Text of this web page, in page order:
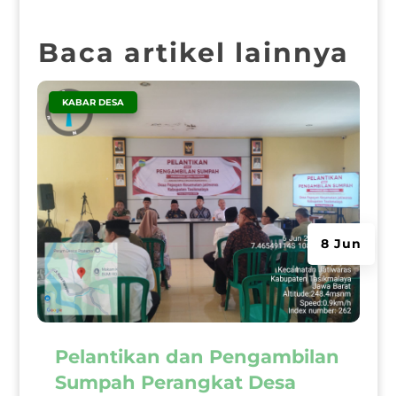
Baca artikel lainnya
Pelantikan dan Pengambilan
Sumpah Perangkat Desa
8 Jun
KABAR DESA